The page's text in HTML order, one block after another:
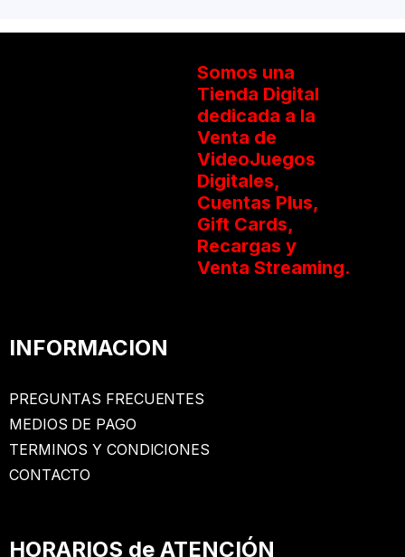
Somos una
Tienda Digital
dedicada a la
Venta de
VideoJuegos
Digitales,
Cuentas Plus,
Gift Cards,
Recargas y
Venta Streaming.
INFORMACION
PREGUNTAS FRECUENTES
MEDIOS DE PAGO
TERMINOS Y CONDICIONES
CONTACTO
HORARIOS de ATENCIÓN